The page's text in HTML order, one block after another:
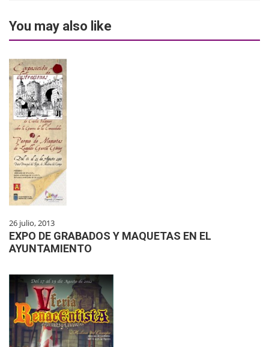
You may also like
26 julio, 2013
EXPO DE GRABADOS Y MAQUETAS EN EL
AYUNTAMIENTO